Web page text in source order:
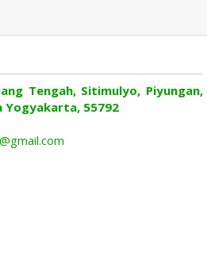
Tengah, Sitimulyo, Piyungan,
Yogyakarta, 55792